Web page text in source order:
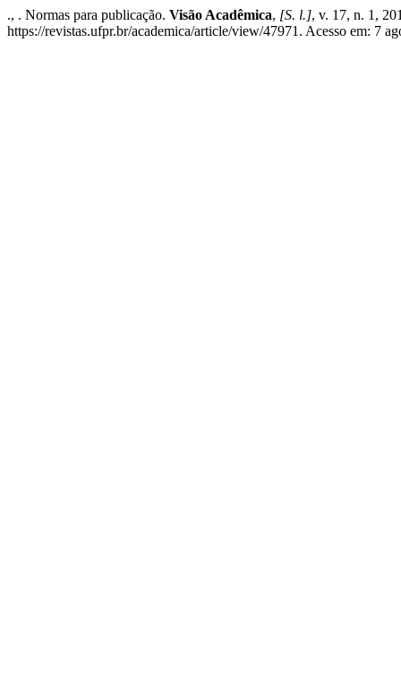
., . Normas para publicação. Visão Acadêmica, [S. l.], v. 17, n. 1,
https://revistas.ufpr.br/academica/article/view/47971. Acesso em: 7